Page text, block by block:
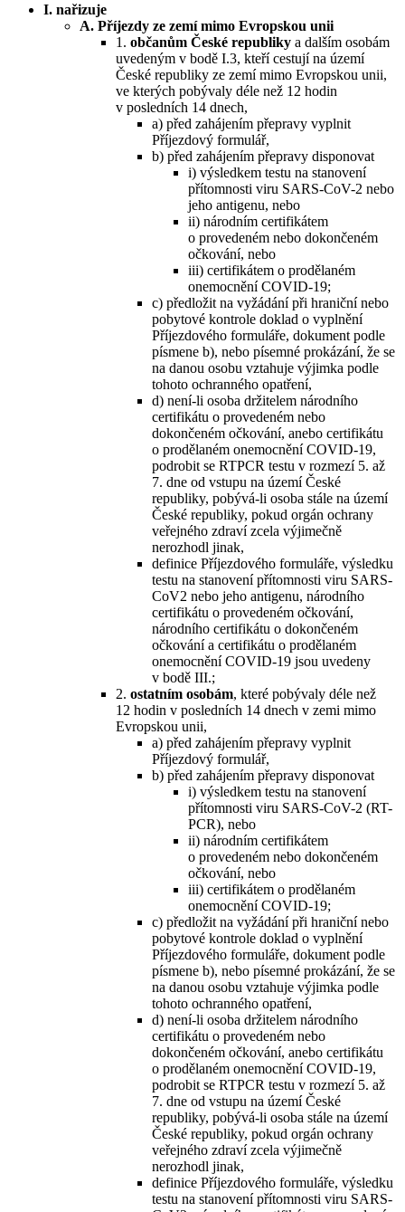
I. nařizuje
A. Příjezdy ze zemí mimo Evropskou unii
1. občanům České republiky a dalším osobám
uvedeným v bodě I.3, kteří cestují na území
České republiky ze zemí mimo Evropskou unii,
ve kterých pobývaly déle než 12 hodin
v posledních 14 dnech,
a) před zahájením přepravy vyplnit
Příjezdový formulář,
b) před zahájením přepravy disponovat
i) výsledkem testu na stanovení
přítomnosti viru SARS-CoV-2 nebo
jeho antigenu, nebo
ii) národním certifikátem
o provedeném nebo dokončeném
očkování, nebo
iii) certifikátem o prodělaném
onemocnění COVID-19;
c) předložit na vyžádání při hraniční nebo
pobytové kontrole doklad o vyplnění
Příjezdového formuláře, dokument podle
písmene b), nebo písemné prokázání, že se
na danou osobu vztahuje výjimka podle
tohoto ochranného opatření,
d) není-li osoba držitelem národního
certifikátu o provedeném nebo
dokončeném očkování, anebo certifikátu
o prodělaném onemocnění COVID-19,
podrobit se RTPCR testu v rozmezí 5. až
7. dne od vstupu na území České
republiky, pobývá-li osoba stále na území
České republiky, pokud orgán ochrany
veřejného zdraví zcela výjimečně
nerozhodl jinak,
definice Příjezdového formuláře, výsledku
testu na stanovení přítomnosti viru SARS-
CoV2 nebo jeho antigenu, národního
certifikátu o provedeném očkování,
národního certifikátu o dokončeném
očkování a certifikátu o prodělaném
onemocnění COVID-19 jsou uvedeny
v bodě III.;
2. ostatním osobám, které pobývaly déle než
12 hodin v posledních 14 dnech v zemi mimo
Evropskou unii,
a) před zahájením přepravy vyplnit
Příjezdový formulář,
b) před zahájením přepravy disponovat
i) výsledkem testu na stanovení
přítomnosti viru SARS-CoV-2 (RT-
PCR), nebo
ii) národním certifikátem
o provedeném nebo dokončeném
očkování, nebo
iii) certifikátem o prodělaném
onemocnění COVID-19;
c) předložit na vyžádání při hraniční nebo
pobytové kontrole doklad o vyplnění
Příjezdového formuláře, dokument podle
písmene b), nebo písemné prokázání, že se
na danou osobu vztahuje výjimka podle
tohoto ochranného opatření,
d) není-li osoba držitelem národního
certifikátu o provedeném nebo
dokončeném očkování, anebo certifikátu
o prodělaném onemocnění COVID-19,
podrobit se RTPCR testu v rozmezí 5. až
7. dne od vstupu na území České
republiky, pobývá-li osoba stále na území
České republiky, pokud orgán ochrany
veřejného zdraví zcela výjimečně
nerozhodl jinak,
definice Příjezdového formuláře, výsledku
testu na stanovení přítomnosti viru SARS-